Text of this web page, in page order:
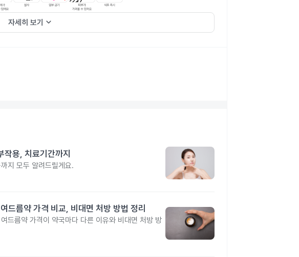
자세히 보기 keyboard_arrow_down
용, 치료기간까지
지 모두 알려드릴게요.
드름약 가격 비교, 비대면 처방 방법 정리
드름약 가격이 약국마다 다른 이유와 비대면 처방 방